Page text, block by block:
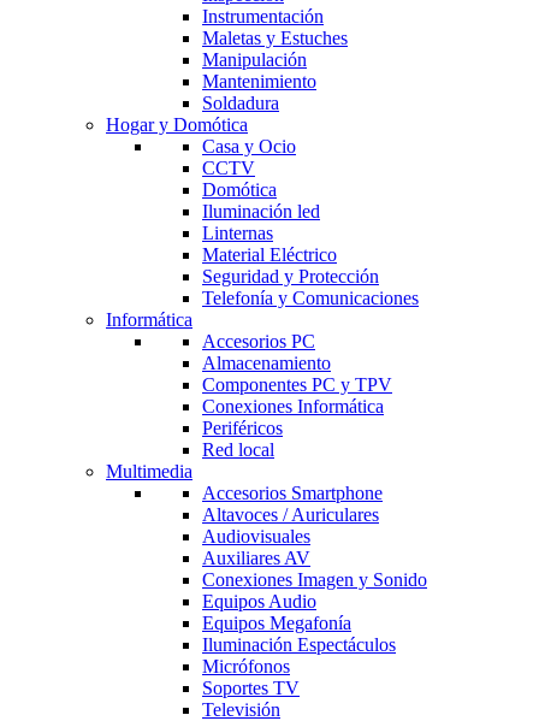
Instrumentación
Maletas y Estuches
Manipulación
Mantenimiento
Soldadura
Hogar y Domótica
Casa y Ocio
CCTV
Domótica
Iluminación led
Linternas
Material Eléctrico
Seguridad y Protección
Telefonía y Comunicaciones
Informática
Accesorios PC
Almacenamiento
Componentes PC y TPV
Conexiones Informática
Periféricos
Red local
Multimedia
Accesorios Smartphone
Altavoces / Auriculares
Audiovisuales
Auxiliares AV
Conexiones Imagen y Sonido
Equipos Audio
Equipos Megafonía
Iluminación Espectáculos
Micrófonos
Soportes TV
Televisión